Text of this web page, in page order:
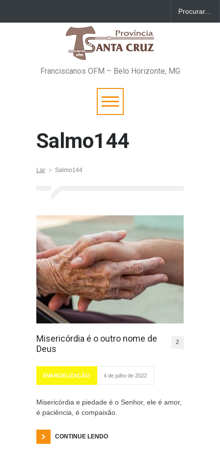
Franciscanos OFM – Belo Horizonte, MG
Salmo144
Lar Salmo144
Misericórdia é o outro nome de
Deus
2
EVANGELIZAÇÃO 4 de julho de 2022
Misericórdia e piedade é o Senhor, ele é amor,
é paciência, é compaixão.
CONTINUE LENDO